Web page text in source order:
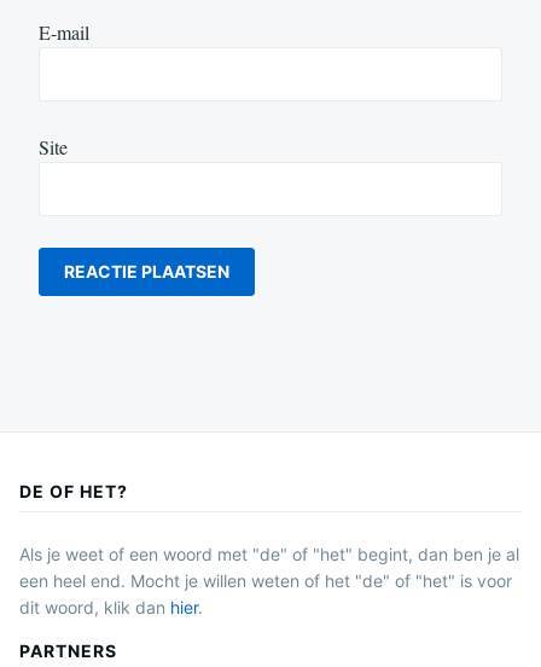
E-mail
Site
DE OF HET?
Als je weet of een woord met "de" of "het" begint, dan ben je al
een heel end. Mocht je willen weten of het "de" of "het" is voor
dit woord, klik dan hier.
PARTNERS